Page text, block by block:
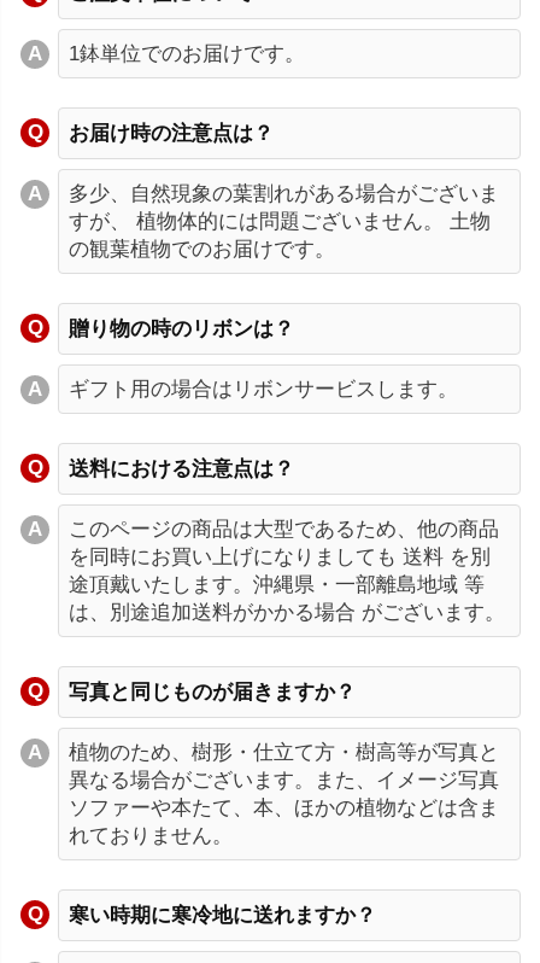
1鉢単位でのお届けです。
お届け時の注意点は？
多少、自然現象の葉割れがある場合がございま
すが、 植物体的には問題ございません。 土物
の観葉植物でのお届けです。
贈り物の時のリボンは？
ギフト用の場合はリボンサービスします。
送料における注意点は？
このページの商品は大型であるため、他の商品
を同時にお買い上げになりましても 送料 を別
途頂戴いたします。沖縄県・一部離島地域 等
は、別途追加送料がかかる場合 がございます。
写真と同じものが届きますか？
植物のため、樹形・仕立て方・樹高等が写真と
異なる場合がございます。また、イメージ写真
ソファーや本たて、本、ほかの植物などは含ま
れておりません。
寒い時期に寒冷地に送れますか？